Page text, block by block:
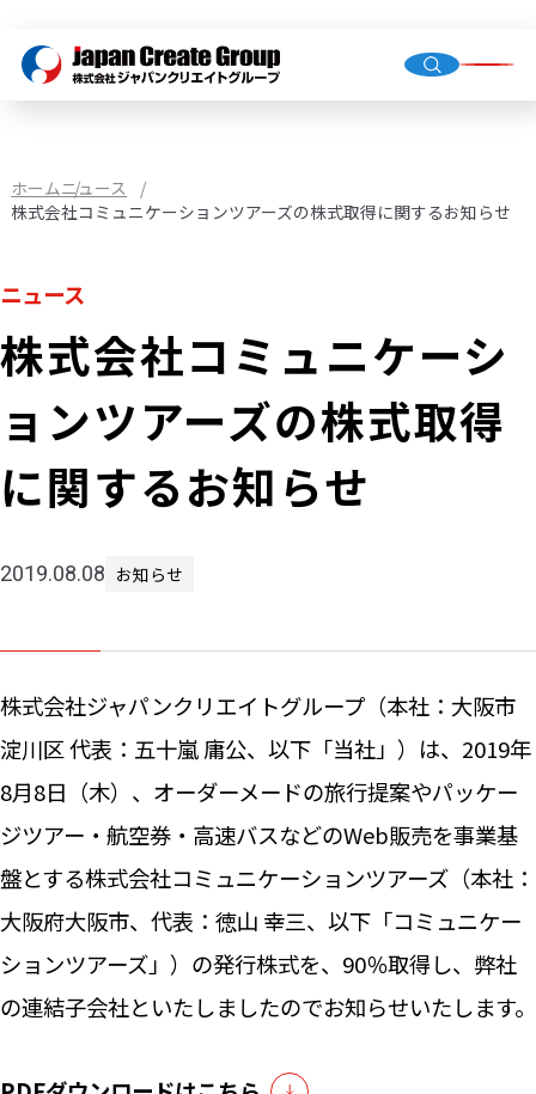
トップ
店舗運
（直営
環境イ
機械校
ホームニュース
株式会社コミュニケーションツアーズの株式取得に関するお知らせ
ニュース
株式会社コミュニケーシ
ョンツアーズの株式取得
に関するお知らせ
2019.08.08 お知らせ
株式会社ジャパンクリエイトグループ（本社：大阪市
淀川区 代表：五十嵐 庸公、以下「当社」）は、2019年
8月8日（木）、オーダーメードの旅行提案やパッケー
ジツアー・航空券・高速バスなどのWeb販売を事業基
盤とする株式会社コミュニケーションツアーズ（本社：
大阪府大阪市、代表：徳山 幸三、以下「コミュニケー
ションツアーズ」）の発行株式を、90％取得し、弊社
の連結子会社といたしましたのでお知らせいたします。